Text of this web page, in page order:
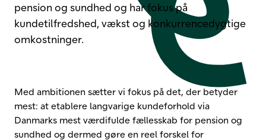
pension og sundhed og har fokus på
kundetilfredshed, vækst og konkurrencedygtige
omkostninger.
Med ambitionen sætter vi fokus på det, der betyder
mest: at etablere langvarige kundeforhold via
Danmarks mest værdifulde fællesskab for pension og
sundhed og dermed gøre en reel forskel for